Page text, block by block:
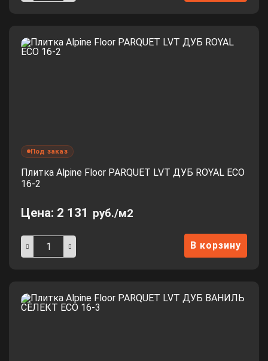
Под заказ
Плитка Alpine Floor PARQUET LVT ДУБ ROYAL ЕСО
16-2
Цена: 2 131 руб./м2
В корзину